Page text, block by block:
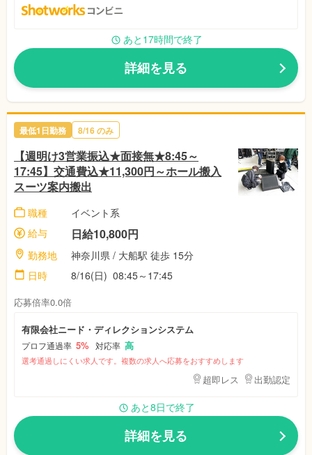
あと17時間で終了
詳細を見る
最低1日勤務 8/16 のみ
【週明け3営業振込★面接無★8:45～
17:45】交通費込★11,300円～ホール搬入
スーツ案内搬出
職種
イベント系
給与
日給10,800円
勤務地
神奈川県 / 大船駅 徒歩 15分
日時
8/16(日) 08:45～17:45
応募倍率0.0倍
有限会社ニード・ディレクションシステム
プロフ通過率 5% 対応率 高
選考通過しにくい求人です。複数の求人へ応募をおすすめします
超即レス 出勤認定
あと8日で終了
詳細を見る